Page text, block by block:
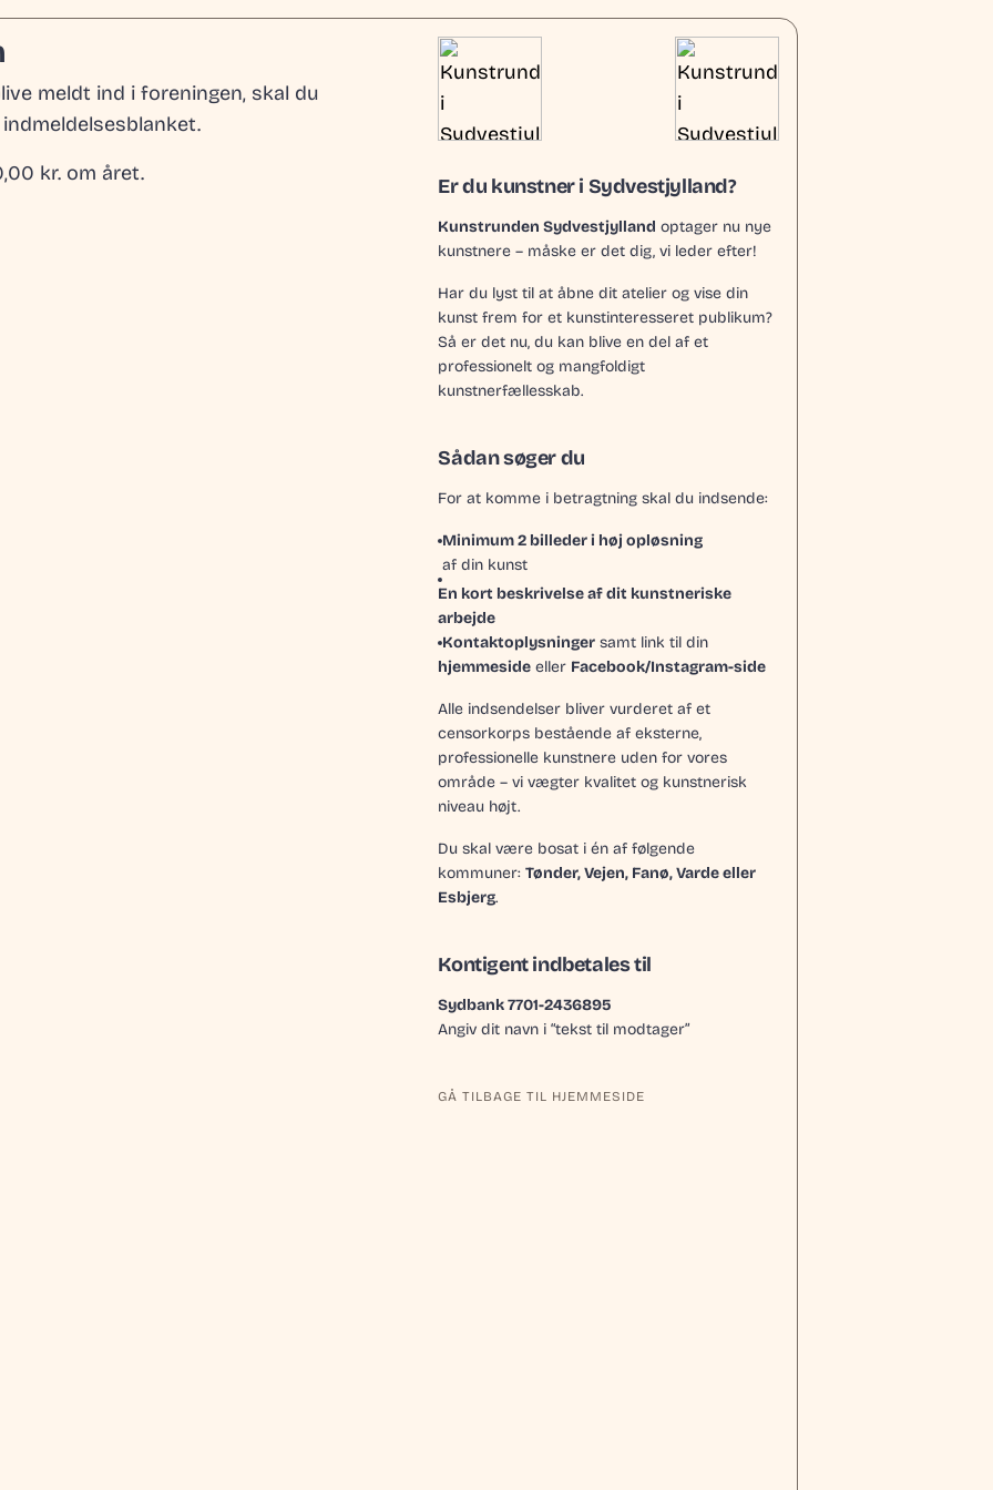
meldt ind i foreningen, skal du
kr. om året.
Er du kunstner i Sydvestjylland?
Kunstrunden Sydvestjylland optager nu nye
kunstnere – måske er det dig, vi leder efter!
Har du lyst til at åbne dit atelier og vise din
kunst frem for et kunstinteresseret publikum?
Så er det nu, du kan blive en del af et
professionelt og mangfoldigt
kunstnerfællesskab.
Sådan søger du
For at komme i betragtning skal du indsende:
Minimum 2 billeder i høj opløsning
af din kunst
En kort beskrivelse af dit kunstneriske
arbejde
Kontaktoplysninger samt link til din
hjemmeside eller Facebook/Instagram-side
Alle indsendelser bliver vurderet af et
censorkorps bestående af eksterne,
professionelle kunstnere uden for vores
område – vi vægter kvalitet og kunstnerisk
niveau højt.
Du skal være bosat i én af følgende
kommuner:Tønder, Vejen, Fanø, Varde eller
Esbjerg.
Kontigent indbetales til
Sydbank 7701-2436895
Angiv dit navn i “tekst til modtager”
GÅ TILBAGE TIL HJEMMESIDE